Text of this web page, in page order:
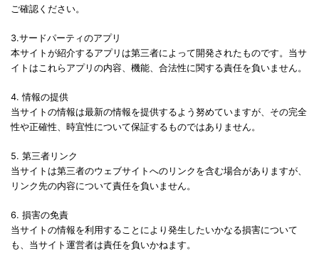
ご確認ください。
3.サードパーティのアプリ
本サイトが紹介するアプリは第三者によって開発されたものです。当サ
イトはこれらアプリの内容、機能、合法性に関する責任を負いません。
4. 情報の提供
当サイトの情報は最新の情報を提供するよう努めていますが、その完全
性や正確性、時宜性について保証するものではありません。
5. 第三者リンク
当サイトは第三者のウェブサイトへのリンクを含む場合がありますが、
リンク先の内容について責任を負いません。
6. 損害の免責
当サイトの情報を利用することにより発生したいかなる損害について
も、当サイト運営者は責任を負いかねます。